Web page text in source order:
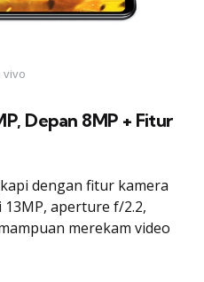
vivo
Depan 8MP + Fitur
dengan fitur kamera
aperture f/2.2,
merekam video